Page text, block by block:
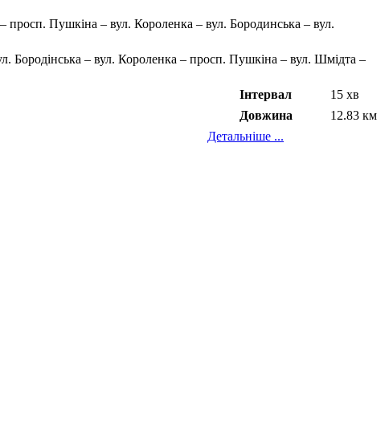
просп. Пушкіна – вул. Короленка – вул. Бородинська – вул.
Бородінська – вул. Короленка – просп. Пушкіна – вул. Шмідта –
Інтервал
15 хв
Довжина
12.83 км
Детальніше ...